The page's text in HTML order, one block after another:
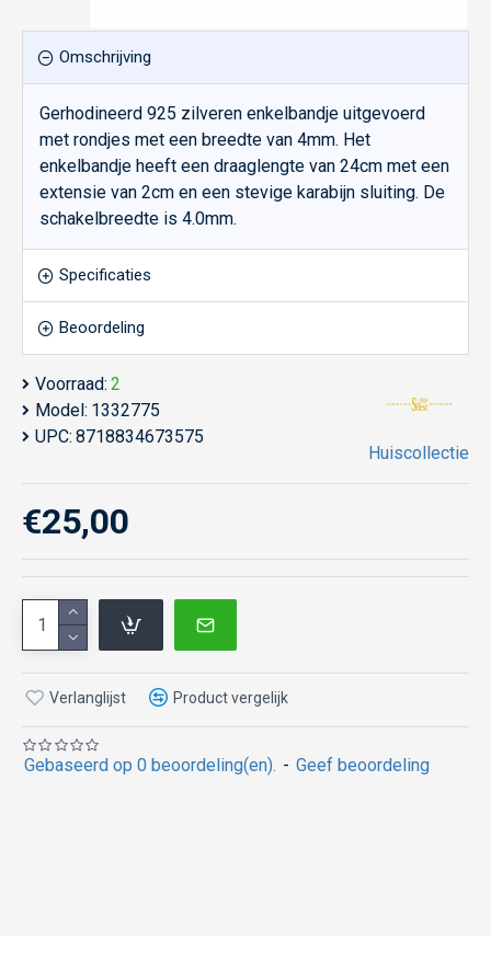
Omschrijving
Gerhodineerd 925 zilveren enkelbandje uitgevoerd
met rondjes met een breedte van 4mm. Het
enkelbandje heeft een draaglengte van 24cm met een
extensie van 2cm en een stevige karabijn sluiting. De
schakelbreedte is 4.0mm.
Specificaties
Beoordeling
Voorraad: 2
Model: 1332775
UPC: 8718834673575
Huiscollectie
Gebaseerd op 0 beoordeling(en). - Geef beoordeling
€25,00
Verlanglijst Product vergelijk